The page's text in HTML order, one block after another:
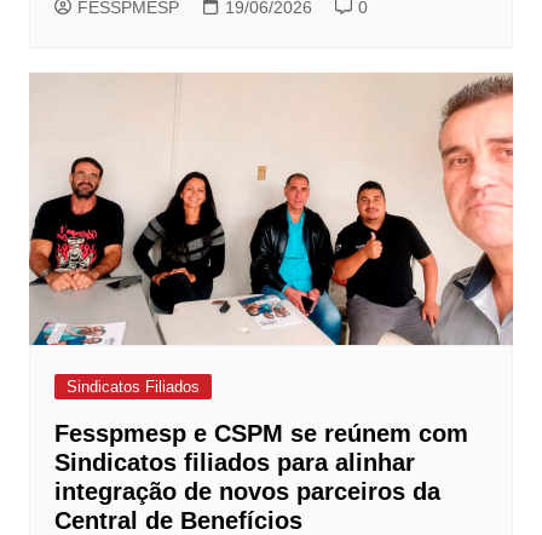
FESSPMESP 19/06/2026 0
Sindicatos Filiados
Fesspmesp e CSPM se reúnem com
Sindicatos filiados para alinhar
integração de novos parceiros da
Central de Benefícios